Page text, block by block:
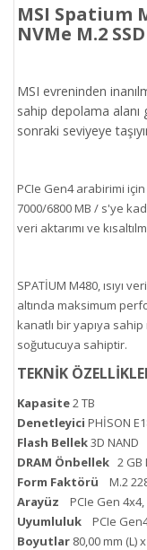
MSI Spatium
NVMe M.2 SSD
MSI evreninden
sahip depolama
sonraki seviyeye
PCIe Gen4 arabirimi
7000/6800 MB / s'ye
veri aktarımı ve
SPATİUM M480, ısıyı
altında maksimum
kanatlı bir yapıya
soğutucuya sahiptir.
TEKNİK
Kapasite2 TB
Denetleyici PHİSON
Flash Bellek3D NAND
DRAM Önbellek 2 GB
Form Faktörü M.2
Arayüz
PCIe Gen
Uyumluluk
PCIe
Boyutlar 80,00 mm (L)